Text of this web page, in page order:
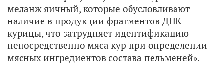
меланж яичный, которые обусловливают
наличие в продукции фрагментов ДНК
курицы, что затрудняет идентификацию
непосредственно мяса кур при определении
мясных ингредиентов состава пельменей».